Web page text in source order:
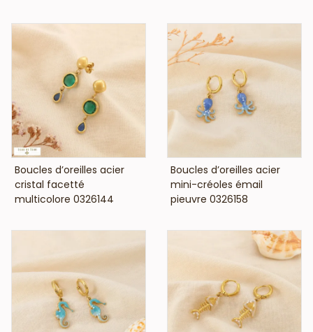
VOIR LE PRIX
Boucles d’oreilles acier
cristal facetté
multicolore 0326144
VOIR LE PRIX
Boucles d’oreilles acier
mini-créoles émail
pieuvre 0326158